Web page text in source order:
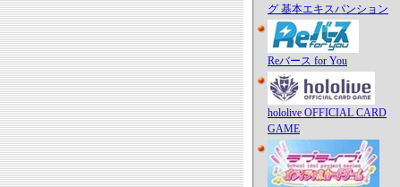
グ 基本エキスパンション
Reバース for You
hololive OFFICIAL CARD
GAME